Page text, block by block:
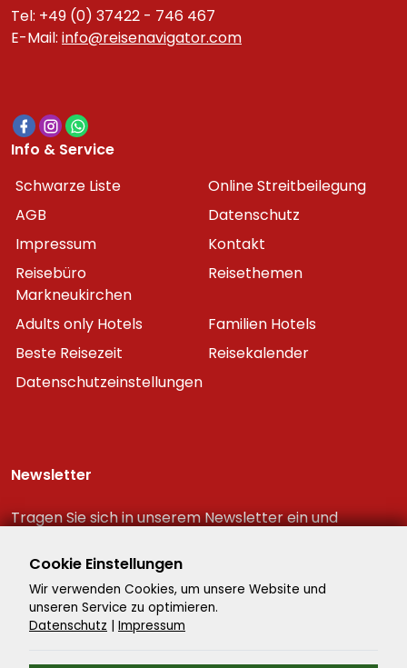
Tel: +49 (0) 37422 - 746 467
E-Mail: info@reisenavigator.com
Info & Service
Schwarze Liste
Online Streitbeilegung
AGB
Datenschutz
Impressum
Kontakt
Reisebüro
Markneukirchen
Reisethemen
Adults only Hotels
Familien Hotels
Beste Reisezeit
Reisekalender
Datenschutzeinstellungen
Newsletter
Tragen Sie sich in unserem Newsletter ein und
Reiseschnäppchen!
Cookie Einstellungen
Wir verwenden Cookies, um unsere Website und
unseren Service zu optimieren.
Datenschutz | Impressum